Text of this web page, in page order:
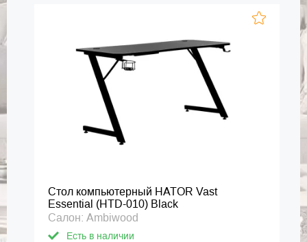
Стол компьютерный HATOR Vast
Essential (HTD-010) Black
Салон: Ambiwood
Есть в наличии